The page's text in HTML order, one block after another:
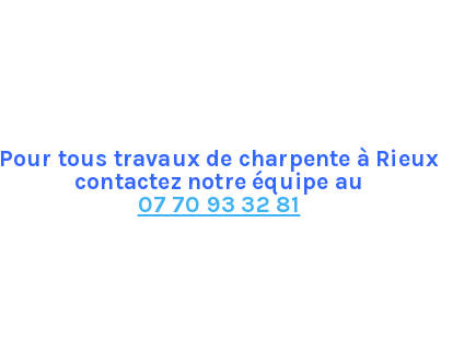
Pour tous travaux de charpente à Rieux
contactez notre équipe au
07 70 93 32 81